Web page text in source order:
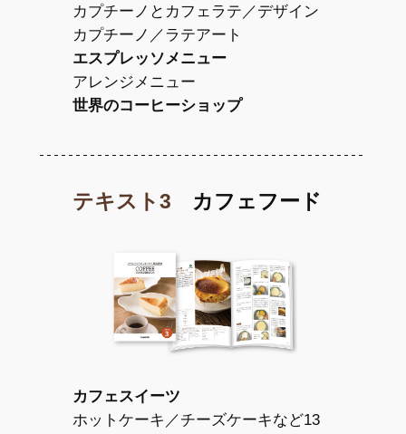
カプチーノとカフェラテ／デザイン
カプチーノ／ラテアート
エスプレッソメニュー
アレンジメニュー
世界のコーヒーショップ
テキスト3 カフェフード
カフェスイーツ
ホットケーキ／チーズケーキなど13